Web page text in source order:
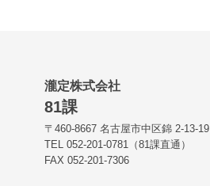
瀧定株式会社
81課
〒460-8667 名古屋市中区錦 2-13-19
TEL 052-201-0781（81課直通）
FAX 052-201-7306